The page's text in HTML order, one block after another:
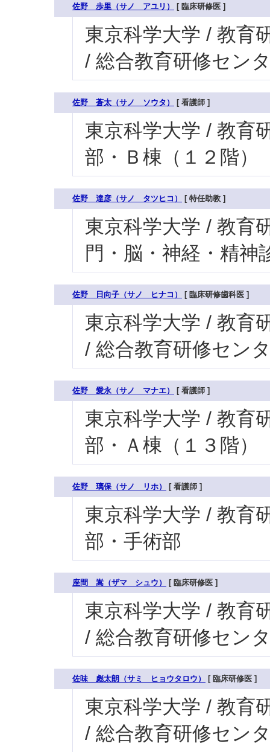
佐野 歩里（サノ アユリ） [ 臨床研修医 ]
東京科学大学 / 教育
/ 総合教育研修セン
佐野 蒼太（サノ ソウタ） [ 看護師 ]
東京科学大学 / 教育
部・Ｂ棟（１２階）
佐野 達彦（サノ タツヒコ） [ 特任助教 ]
東京科学大学 / 教育
門・脳・神経・精神
佐野 日向子（サノ ヒナコ） [ 臨床研修歯科医 ]
東京科学大学 / 教育
/ 総合教育研修セン
佐野 愛永（サノ マナエ） [ 看護師 ]
東京科学大学 / 教育
部・Ａ棟（１３階）
佐野 璃保（サノ リホ） [ 看護師 ]
東京科学大学 / 教育
部・手術部
座間 嵩（ザマ シュウ） [ 臨床研修医 ]
東京科学大学 / 教育
/ 総合教育研修セン
佐味 彪太朗（サミ ヒョウタロウ） [ 臨床研修医 ]
東京科学大学 / 教育
/ 総合教育研修セン